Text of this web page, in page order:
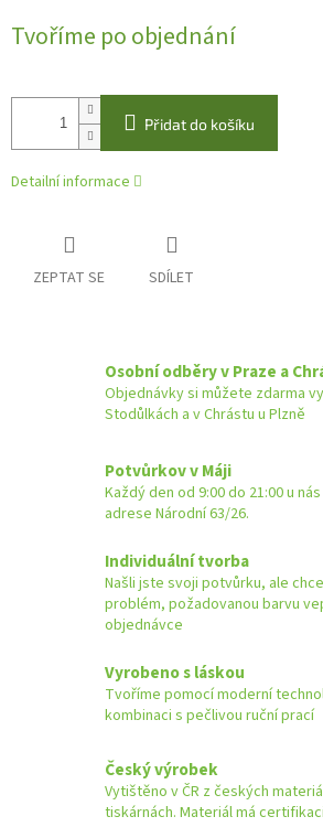
cena:
Tvoříme po objednání
Přidat do košíku
Detailní informace
ZEPTAT SE SDÍLET
Osobní odběry v Praze a
Objednávky si můžete zdarma
Stodůlkách a v Chrástu u Plzně
Potvůrkov v Máji
Každý den od 9:00 do 21:00 u
adrese Národní 63/26.
Individuální tvorba
Našli jste svoji potvůrku, ale
problém, požadovanou barvu
objednávce
Vyrobeno s láskou
Tvoříme pomocí moderní
kombinaci s pečlivou ruční prací
Český výrobek
Vytištěno v ČR z českých
tiskárnách. Materiál má